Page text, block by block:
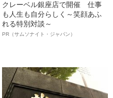
クレーベル銀座店で開催 仕事
も人生も自分らしく～笑顔あふ
れる特別対談～
PR（サムソナイト・ジャパン）